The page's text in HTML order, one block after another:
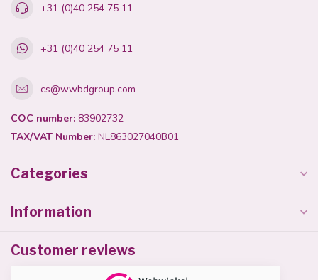
+31 (0)40 254 75 11
+31 (0)40 254 75 11
cs@wwbdgroup.com
COC number: 83902732
TAX/VAT Number: NL863027040B01
Categories
Information
Customer reviews